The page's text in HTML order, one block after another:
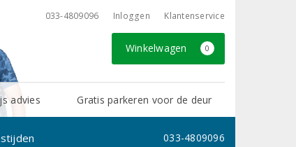
033-4809096 Inloggen Klantenservice
Winkelwagen 0
advies Gratis parkeren voor de deur
033-4809096